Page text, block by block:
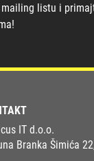
listu i
IT d.o.o.
Branka Šimića